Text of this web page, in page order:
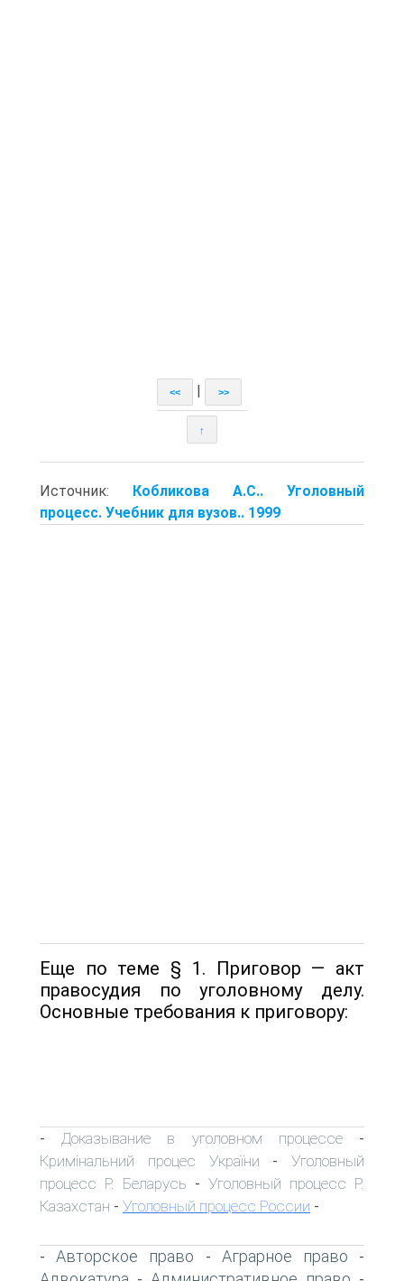
<< >>
↑
Источник: Кобликова А.С.. Уголовный
процесс. Учебник для вузов.. 1999
Еще по теме § 1. Приговор — акт
правосудия по уголовному делу.
Основные требования к приговору:
- Доказывание в уголовном процессе-
Кримінальний процес України - Уголовный
процесс Р. Беларусь - Уголовный процесс Р.
Казахстан - Уголовный процесс России -
-Авторское право - Аграрное право -